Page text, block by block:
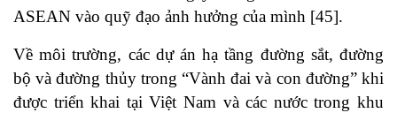
ASEAN vào quỹ đạo ảnh hưởng của mình [45].
Về môi trường, các dự án hạ tầng đường sắt, đường
bộ và đường thủy trong “Vành đai và con đường” khi
được triển khai tại Việt Nam và các nước trong khu